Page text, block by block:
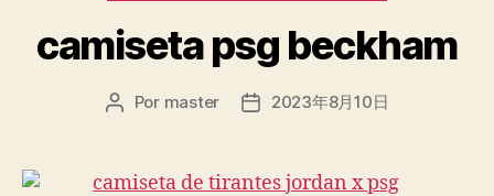
camiseta psg beckham
Autor
entrada
Por master
Fecha
entrada
2023年8月10日